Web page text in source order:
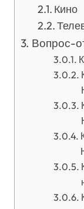
Кино
Вопрос-